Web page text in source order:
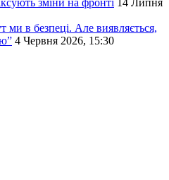
зміни на фронті 14 Липня
ми в безпеці. Але виявляється,
4 Червня 2026, 15:30